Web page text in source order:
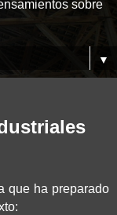
sobre
▼
que ha preparado